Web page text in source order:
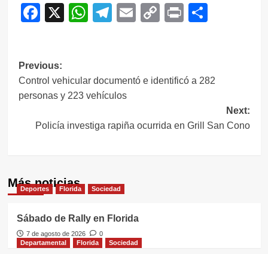
Facebook
X WhatsApp
Telegram
EmailCopy
Print
Navegación
de
entradas
Previous:
Control vehicular documentó e identificó a 282
personas y 223 vehículos
Next:
Policía investiga rapiña ocurrida en Grill San Cono
Más noticias
Deportes Florida Sociedad
Sábado de Rally en Florida
7 de agosto de 2026
0
Departamental
Florida Sociedad